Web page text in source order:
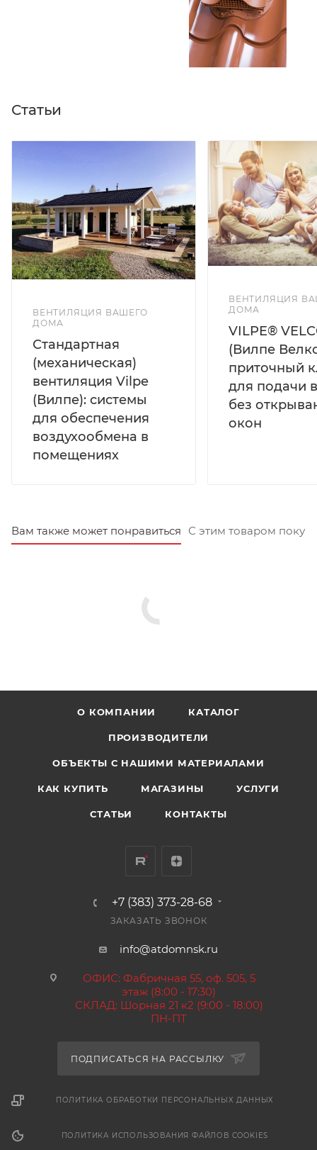
Статьи
ВЕНТИЛЯЦИЯ ВАШЕГО
ДОМА
Стандартная
(механическая)
вентиляция Vilpe
(Вилпе): системы
для обеспечения
воздухообмена в
помещениях
ВЕНТИЛЯЦИЯ
ДОМА
VILPE®
(Вилпе
приточный
для подачи
без
окон
Вам также может понравиться С этим товаром
О КОМПАНИИ КАТАЛОГ
ПРОИЗВОДИТЕЛИ
ОБЪЕКТЫ С НАШИМИ МАТЕРИАЛАМИ
КАК КУПИТЬ МАГАЗИНЫ УСЛУГИ
СТАТЬИ КОНТАКТЫ
+7 (383) 373-28-68
ЗАКАЗАТЬ ЗВОНОК
info@atdomnsk.ru
ОФИС: Фабричная 55, оф. 505, 5
этаж (8:00 - 17:30)
СКЛАД: Шорная 21 к2 (9:00 - 18:00)
ПН-ПТ
ПОДПИСАТЬСЯ НА РАССЫЛКУ
ПОЛИТИКА ОБРАБОТКИ ПЕРСОНАЛЬНЫХ ДАННЫХ
ПОЛИТИКА ИСПОЛЬЗОВАНИЯ ФАЙЛОВ COOKIES